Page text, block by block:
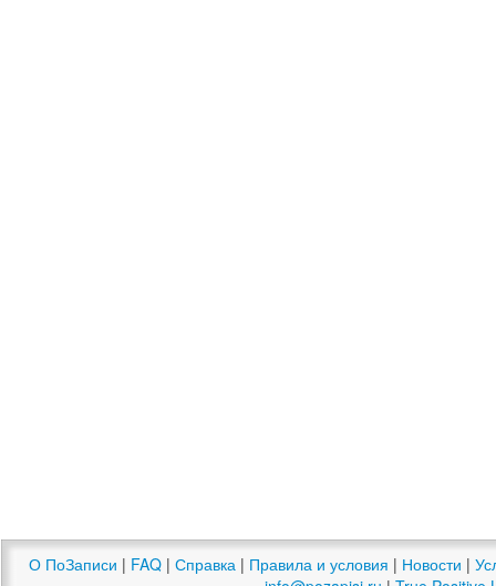
О ПоЗаписи | FAQ | Справка | Правила и условия | Новости |